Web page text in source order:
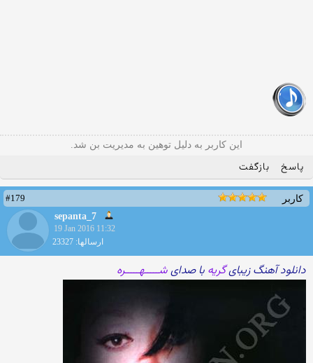
این کاربر به دلیل توهین به مدیریت بن شد.
پاسخ بازگفت
کاربر
#179
sepanta_7
19 Jan 2016 11:32
ارسالها: 23327
دانلود آهنگ زیبایگریه با صدایشـــــهـــــره